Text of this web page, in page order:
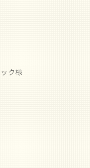
ク様